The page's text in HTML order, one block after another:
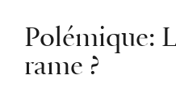
Polémique:
rame ?